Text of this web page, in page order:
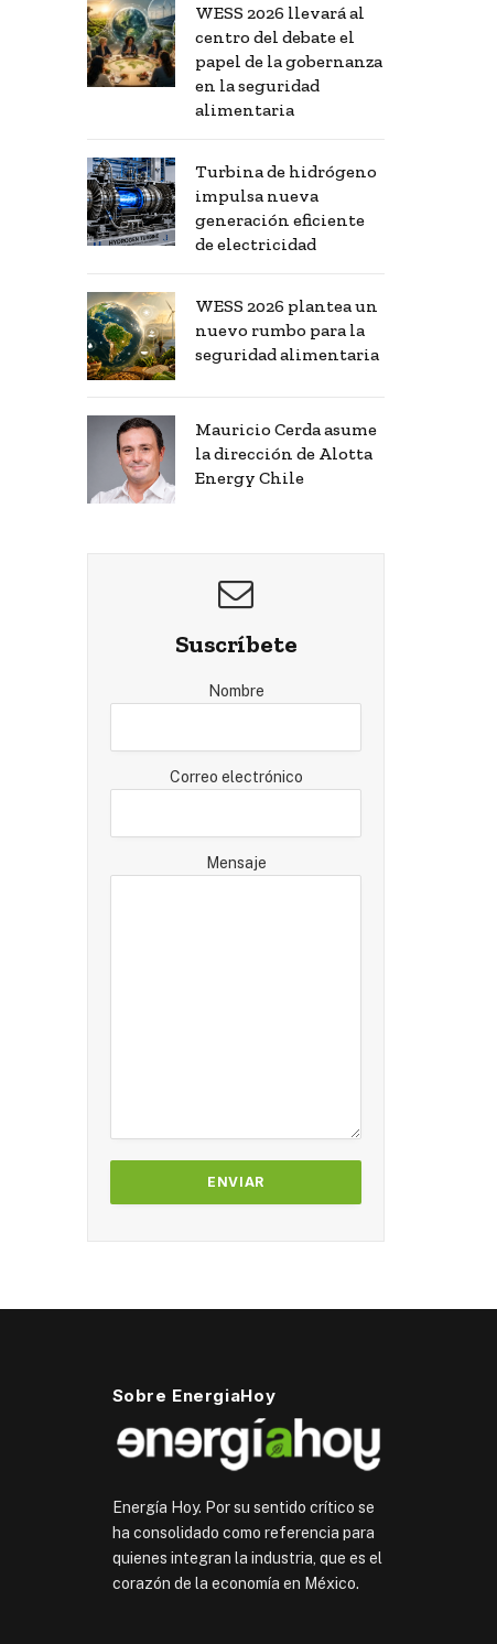
WESS 2026 llevará al
centro del debate el
papel de la gobernanza
en la seguridad
alimentaria
Turbina de hidrógeno
impulsa nueva
generación eficiente
de electricidad
WESS 2026 plantea un
nuevo rumbo para la
seguridad alimentaria
Mauricio Cerda asume
la dirección de Alotta
Energy Chile
Suscríbete
Nombre
Correo electrónico
Mensaje
Sobre EnergiaHoy
Energía Hoy. Por su sentido crítico se
ha consolidado como referencia para
quienes integran la industria, que es el
corazón de la economía en México.